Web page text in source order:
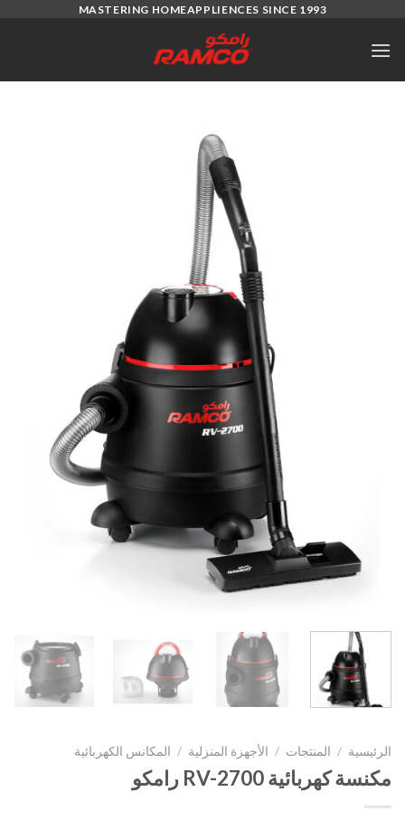
content
MASTERING HOMEAPPLIENCES SINCE 1993
الرئيسية / المنتجات / الأجهزة المنزلية / المكانس الكهربائية
مكنسة كهربائية RV-2700 رامكو